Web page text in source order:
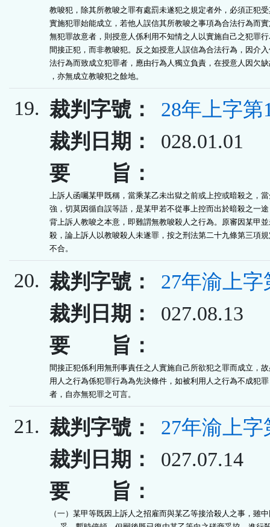
教唆犯，除其所教唆之罪有處罰未遂犯之規定者外，必須正犯
實施犯罪始能成立，若他人誤信其所教唆之事項為合法行為而
無犯罪故意者，則授意人係利用不知情之人以實施自己之犯罪
間接正犯，而非教唆犯。反之如授意人誤信為合法行為，因介
法行為而致成立犯罪者，應由行為人獨立負責，在授意人因欠
，亦無成立教唆犯之餘地。
19. 裁判字號：
28年上字第
裁判日期：
028.01.01
要 旨：
上訴人函囑某甲既稱，當乘某乙未出獄之前或上控或暗殺之，
強，切莫因循自誤等語，是某甲若不從事上控而出於暗殺之一
背上訴人教唆之本意，即難謂無教唆殺人之行為。原審因某甲
殺，論上訴人以教唆殺人未遂罪，按之刑法第二十九條第三項
不合。
20. 裁判字號：
27年渝上字
裁判日期：
027.08.13
要 旨：
間接正犯係利用無刑事責任之人實施自己所欲犯之罪而成立，
用人之行為係犯罪行為為先決條件，如被利用人之行為不成犯
者，自亦無犯罪之可言。
21. 裁判字號：
27年渝上字
裁判日期：
027.07.14
要 旨：
（一）某甲等既因上訴人之招雇而與某乙等接洽殺人之事，雖